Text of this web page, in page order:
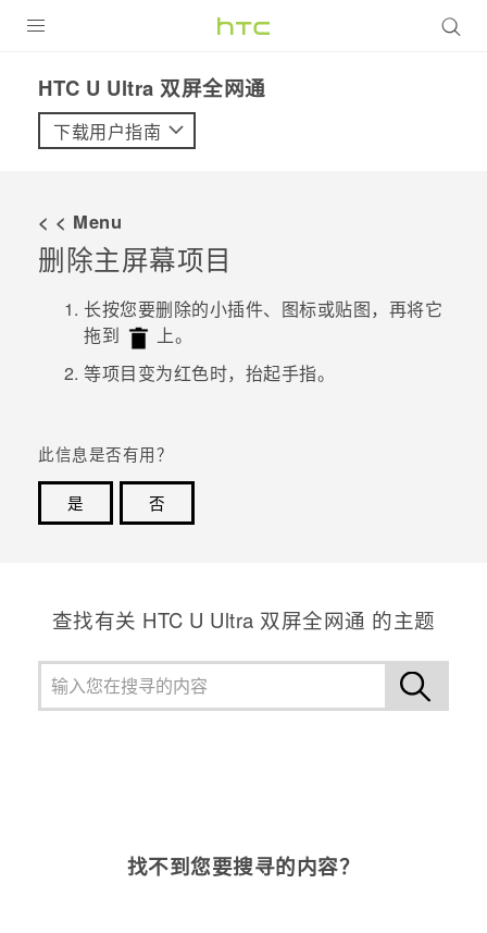
VIVE
支持帮助
在线客服
HTC U Ultra 双屏全网通‎
下载用户指南
< < Menu
删除主屏幕项目
长按您要删除的小插件、图标或贴图，再将它
拖到
上。
等项目变为红色时，抬起手指。
此信息是否有用？
是
否
查找有关 HTC U Ultra 双屏全网通 的主题
找不到您要搜寻的内容？